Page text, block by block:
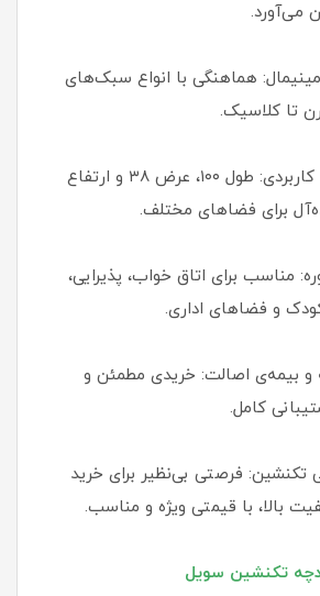
می‌آورد.
هماهنگی با انواع سبک‌های
تا کلاسیک.
۳. ابعاد مناسب و کاربردی: طول ۱۰۰، عرض ۳۸ و ارتفاع
مناسب برای اتاق خواب، پذیرایی،
کودک و فضاهای اداری.
۲ ساله و بیمه‌ی اصالت: خریدی مطمئن و
کامل.
تکنشین: فرصتی بی‌نظیر برای خرید
بالا، با قیمتی ویژه و مناسب.
تکنشین سویل